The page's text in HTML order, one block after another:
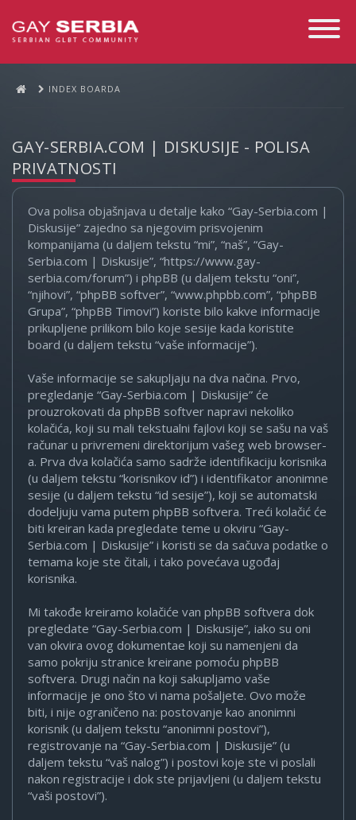
Toggle
INDEX BOARDA
GAY-SERBIA.COM | DISKUSIJE - POLISA
PRIVATNOSTI
Ova polisa objašnjava u detalje kako “Gay-Serbia.com |
Diskusije” zajedno sa njegovim prisvojenim
kompanijama (u daljem tekstu “mi”, “naš”, “Gay-
Serbia.com | Diskusije”, “https://www.gay-
serbia.com/forum”) i phpBB (u daljem tekstu “oni”,
“njihovi”, “phpBB softver”, “www.phpbb.com”, “phpBB
Grupa”, “phpBB Timovi”) koriste bilo kakve informacije
prikupljene prilikom bilo koje sesije kada koristite
board (u daljem tekstu “vaše informacije”).
Vaše informacije se sakupljaju na dva načina. Prvo,
pregledanje “Gay-Serbia.com | Diskusije” će
prouzrokovati da phpBB softver napravi nekoliko
kolačića, koji su mali tekstualni fajlovi koji se sašu na vaš
računar u privremeni direktorijum vašeg web browser-
a. Prva dva kolačića samo sadrže identifikaciju korisnika
(u daljem tekstu “korisnikov id”) i identifikator anonimne
sesije (u daljem tekstu “id sesije”), koji se automatski
dodeljuju vama putem phpBB softvera. Treći kolačić će
biti kreiran kada pregledate teme u okviru “Gay-
Serbia.com | Diskusije” i koristi se da sačuva podatke o
temama koje ste čitali, i tako povećava ugođaj
korisnika.
Mi takođe kreiramo kolačiće van phpBB softvera dok
pregledate “Gay-Serbia.com | Diskusije”, iako su oni
van okvira ovog dokumentae koji su namenjeni da
samo pokriju stranice kreirane pomoću phpBB
softvera. Drugi način na koji sakupljamo vaše
informacije je ono što vi nama pošaljete. Ovo može
biti, i nije ograničeno na: postovanje kao anonimni
korisnik (u daljem tekstu “anonimni postovi”),
registrovanje na “Gay-Serbia.com | Diskusije” (u
daljem tekstu “vaš nalog”) i postovi koje ste vi poslali
nakon registracije i dok ste prijavljeni (u daljem tekstu
“vaši postovi”).